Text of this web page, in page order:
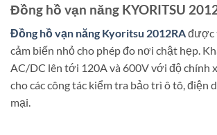
Đồng hồ vạn năng KYORITSU
Đồng hồ vạn năng Kyoritsu 2012RAđược
cảm biến nhỏ cho phép đo nơi chật hẹp.
AC/DC lên tới 120A và 600V với độ chính
cho các công tác kiểm tra bảo trì ô tô, điện
mại.